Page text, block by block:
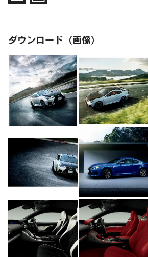
ダウンロード（画像）